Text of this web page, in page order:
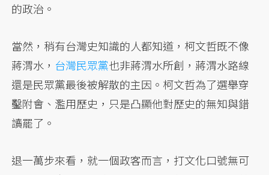
的政治。
當然，稍有台灣史知識的人都知道，柯文哲既不像
蔣渭水， 台灣民眾黨也非蔣渭水所創，蔣渭水路線
還是民眾黨最後被解散的主因。柯文哲為了選舉穿
鑿附會、濫用歷史，只是凸顯他對歷史的無知與錯
讀罷了。
退一萬步來看，就一個政客而言，打文化口號無可